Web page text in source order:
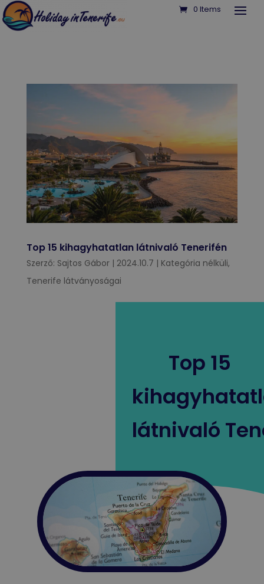
0 Items
Top 15 kihagyhatatlan látnivaló Tenerifén
Szerző: Sajtos Gábor| 2024.10.7 | Kategória nélküli,
Tenerife látványoságai
Top 15
látnivaló